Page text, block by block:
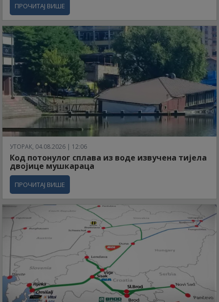
ПРОЧИТАЈ ВИШЕ
УТОРАК, 04.08.2026 | 12:06
Код потонулог сплава из воде извучена тијела
двојице мушкараца
ПРОЧИТАЈ ВИШЕ